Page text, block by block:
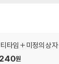
타임 + 미정의 상자
원